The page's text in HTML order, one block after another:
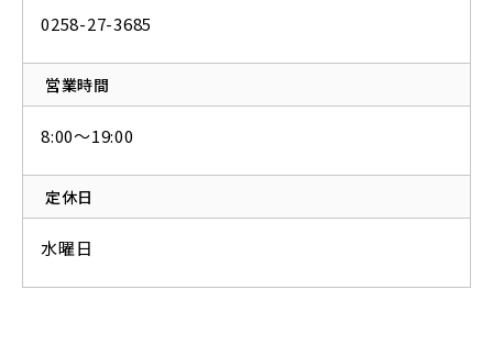
0258-27-3685
営業時間
8:00～19:00
定休日
水曜日